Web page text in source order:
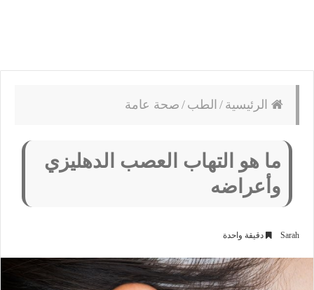
الرئيسية / الطب / صحة عامة
ما هو التهاب العصب الدهليزي
وأعراضه
Sarah دقيقة واحدة